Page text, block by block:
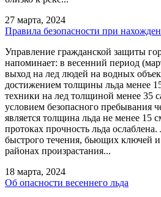
27 марта, 2024
Правила безопасности при
Управление гражданской защиты
напоминает: в весенний период
выход на лед людей на водных
достижением толщины льда менее
техники на лед толщиной менее 35
условием безопасного пребывания
является толщина льда не менее 15
протоках прочность льда
быстрого течения, бьющих ключей
районах произрастания...
18 марта, 2024
Об опасности весеннего льда